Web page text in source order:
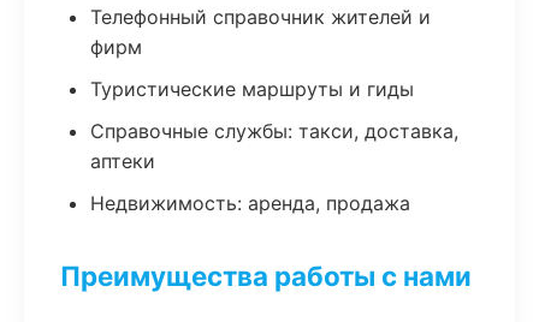
Телефонный справочник жителей и
фирм
Туристические маршруты и гиды
Справочные службы: такси, доставка,
аптеки
Недвижимость: аренда, продажа
Преимущества работы с нами